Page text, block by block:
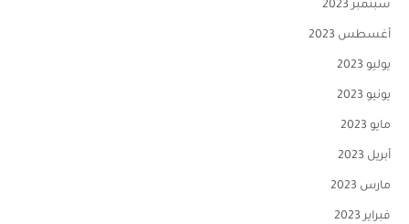
سبتمبر 2023
أغسطس 2023
يوليو 2023
يونيو 2023
مايو 2023
أبريل 2023
مارس 2023
فبراير 2023